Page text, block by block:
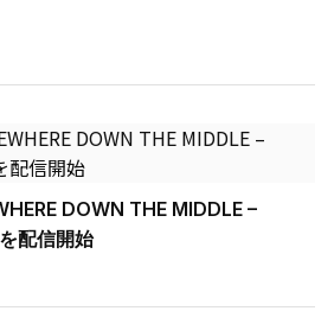
DOWN THE MIDDLE –
配信開始